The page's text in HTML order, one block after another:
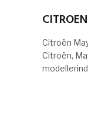
Citroën
Citroën,